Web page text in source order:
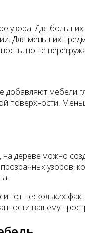
Для
Для меньших
но не
мебели
поверхности.
дереве можно
узоров,
от нескольких
вашему